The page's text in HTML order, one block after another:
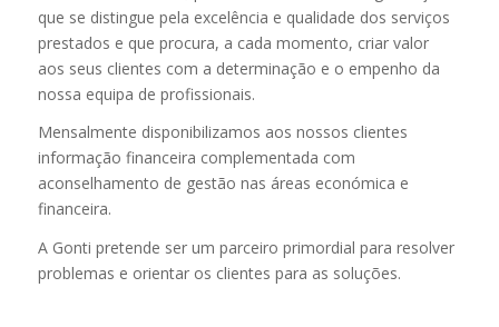
que se distingue pela excelência e qualidade dos serviços
prestados e que procura, a cada momento, criar valor
aos seus clientes com a determinação e o empenho da
nossa equipa de profissionais.
Mensalmente disponibilizamos aos nossos clientes
informação financeira complementada com
aconselhamento de gestão nas áreas económica e
financeira.
A Gonti pretende ser um parceiro primordial para resolver
problemas e orientar os clientes para as soluções.